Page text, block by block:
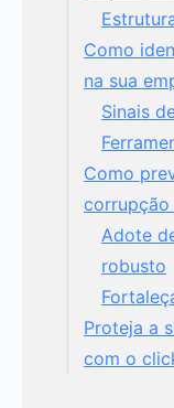
Como
na sua
Sinais
Como
corrupção
Adote
robusto
Proteja a
com o